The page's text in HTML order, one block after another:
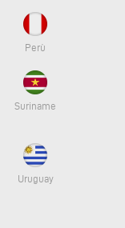
Perù
Suriname
Uruguay